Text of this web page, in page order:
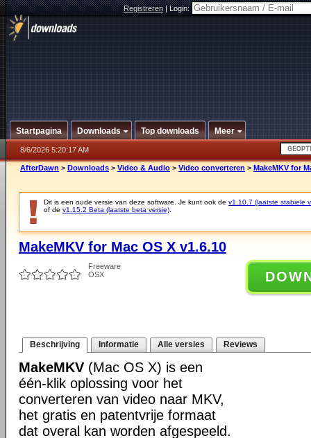
Registreren|Login:
Startpagina Downloads Top downloads Meer
8/6/2026 5:20:17 AM
AfterDawn > Downloads > Video & Audio > Video converteren > MakeMKV for
Dit is een oude versie van deze software. Je kunt ook de v1.10.7 (laatste stabiele
of de v1.15.2 Beta (laatste beta versie)
MakeMKV for Mac OS X v1.6.10
Freeware
OSX
Beschrijving Informatie Alle versies Reviews
MakeMKV (Mac OS X) is een
één-klik oplossing voor het
converteren van video naar MKV,
het gratis en patentvrije formaat
dat overal kan worden afgespeeld.